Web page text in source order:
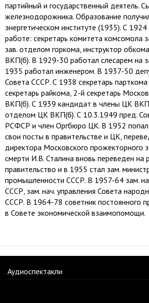
партийный и государственный деятель.
железнодорожника. Образование
энергетическом институте (1935). С
работе: секретарь комитета комсомола
зав. отделом горкома, инструктор
ВКП(б). В 1929-30 работал слесарем на
1935 работал инженером. В 1937-50
Совета СССР. С 1938 секретарь
секретарь райкома, 2-й секретарь
ВКП(б). С 1939 кандидат в члены ЦК
отделом ЦК ВКП(б). С 10.3.1949 пред.
РСФСР и член Оргбюро ЦК. В 1952 попал
свои посты в правительстве и ЦК,
директора Московского прожекторного
смерти И.В. Сталина вновь переведен на
правительство и в 1955 стал зам.
промышленности СССР. В 1957-64 зам.
СССР, зам. нач. управления Совета
СССР. В 1964-78 советник постоянного
в Совете экономической взаимопомощи.
Аудиоспектакли